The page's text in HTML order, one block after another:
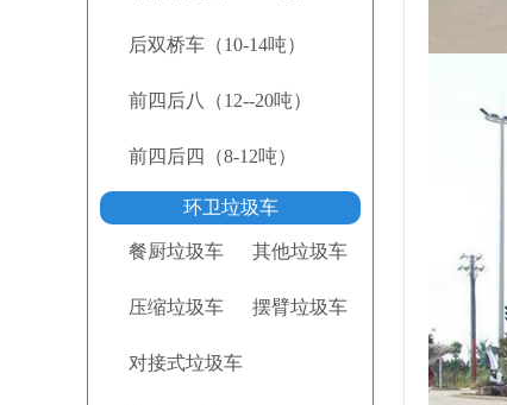
后双桥车（10-14吨）
前四后八（12--20吨）
前四后四（8-12吨）
环卫垃圾车
餐厨垃圾车 其他垃圾车
压缩垃圾车 摆臂垃圾车
对接式垃圾车